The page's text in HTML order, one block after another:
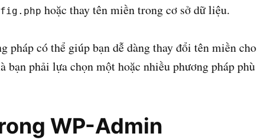
hoặc thay tên miền trong cơ sở dữ liệu.
pháp có thể giúp bạn dễ dàng thay đổi tên miền cho
bạn phải lựa chọn một hoặc nhiều phương pháp phù
WP-Admin